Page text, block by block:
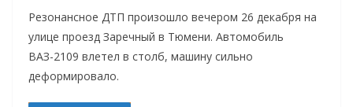
Резонансное ДТП произошло вечером 26 декабря на
улице проезд Заречный в Тюмени. Автомобиль
ВАЗ-2109 влетел в столб, машину сильно
деформировало.